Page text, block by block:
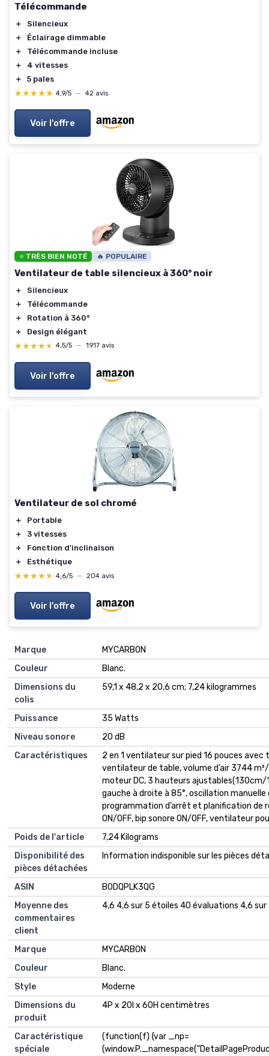
Télécommande
＋
Silencieux
＋
Éclairage dimmable
＋
Télécommande incluse
＋
4 vitesses
＋
5 pales
★★★★★
★★★★★ 4,9/5 — 42 avis
Voir l'offre
⭐ TRÈS BIEN NOTÉ 🔥 POPULAIRE
Ventilateur de table silencieux à 360° noir
＋
Silencieux
＋
Télécommande
＋
Rotation à 360°
＋
Design élégant
★★★★★
★★★★★ 4,5/5 — 1917 avis
Voir l'offre
Ventilateur de sol chromé
＋
Portable
＋
3 vitesses
＋
Fonction d'inclinaison
＋
Esthétique
★★★★★
★★★★★ 4,6/5 — 204 avis
Voir l'offre
Marque
‎MYCARBON
Couleur
‎Blanc.
Dimensions du
colis
‎59,1 x 48,2 x 20,6 cm; 7,24 kilogrammes
Puissance
‎35 Watts
Niveau sonore
‎20 dB
Caractéristiques
‎2 en 1 ventilateur sur pied 16 pouces
ventilateur de table, volume d’air 3744
moteur DC, 3 hauteurs
gauche à droite à 85°, oscillation
programmation d’arrêt et planification de
ON/OFF, bip sonore ON/OFF, ventilateur
Poids de l'article
‎7,24 Kilograms
Disponibilité des
pièces détachées
‎Information indisponible sur les pièces
ASIN
B0DQPLK3QG
Moyenne des
commentaires
client
4,6 4,6 sur 5 étoiles 40 évaluations 4,6
Marque
MYCARBON
Couleur
Blanc.
Style
Moderne
Dimensions du
produit
4P x 20l x 60H centimètres
Caractéristique
spéciale
(function(f) {var _np=